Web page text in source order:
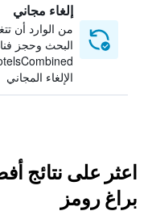
إلغاء مجاني
من الوارد أن
البحث وحجز
الإلغاء المجاني
اعثر على نتائج
براغ رومز